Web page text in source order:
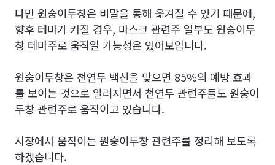
다만 원숭이두창은 비말을 통해 옮겨질 수 있기 때문에,
향후 테마가 커질 경우, 마스크 관련주 일부도 원숭이두
창 테마주로 움직일 가능성은 있어보입니다.
원숭이두창은 천연두 백신을 맞으면 85%의 예방 효과
를 보이는 것으로 알려지면서 천연두 관련주들도 원숭이
두창 관련주로 움직이고 있습니다.
시장에서 움직이는 원숭이두창 관련주를 정리해 보도록
하겠습니다.